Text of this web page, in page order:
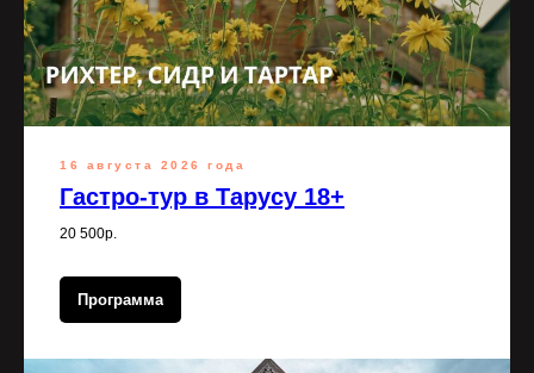
16 августа 2026 года
Гастро-тур в Тарусу 18+
20 500р.
Программа